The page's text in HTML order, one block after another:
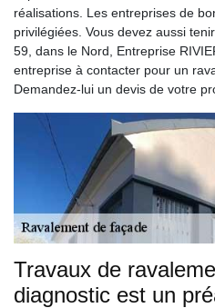
réalisations. Les entreprises de
privilégiées. Vous devez aussi
59, dans le Nord, Entreprise
entreprise à contacter pour un
Demandez-lui un devis de votre
Travaux de
diagnostic est un